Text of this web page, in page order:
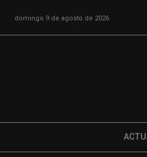
domingo 9 de agosto de 2026